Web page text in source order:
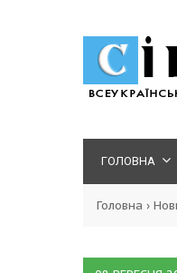
ГОЛОВНА
Головна ›